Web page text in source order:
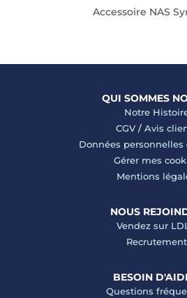
Accessoire NAS
QUI SOMMES
Notre
CGV/ Avis
Données personnelles
Gérer mes
Mentions
NOUS
Vendez sur
Recrutement
BESOIN
Questions